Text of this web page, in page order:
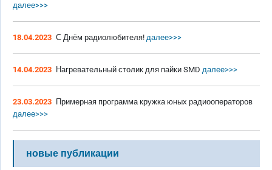
далее>>>
18.04.2023 С Днём радиолюбителя! далее>>>
14.04.2023 Нагревательный столик для пайки SMD далее>>>
23.03.2023 Примерная программа кружка юных радиооператоров
далее>>>
новые публикации